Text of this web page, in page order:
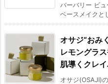
バーバリー ビュ
ベースメイクと
オサジ“おみ
レモングラ
肌導くクレ
オサジ(OSAJI)